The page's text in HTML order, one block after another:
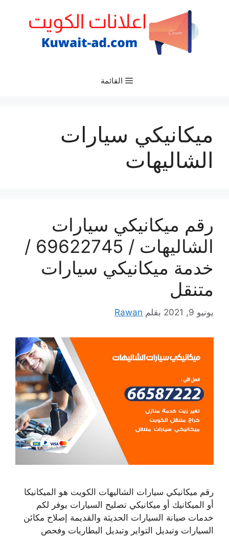
القائمة
ميكانيكي سيارات
الشاليهات
رقم ميكانيكي سيارات
الشاليهات / 69622745 /
خدمة ميكانيكي سيارات
متنقل
يونيو 9, 2021 بقلم Rawan
رقم ميكانيكي سيارات الشاليهات الكويت هو الميكانيكا
أو الميكانيك أو ميكانيكي تصليح السيارات يوفر لكم
خدمات صيانة السيارات الحديثة والقديمة إصلاح مكائن
السيارات وتبديل التواير وتبديل البطاريات وفحص